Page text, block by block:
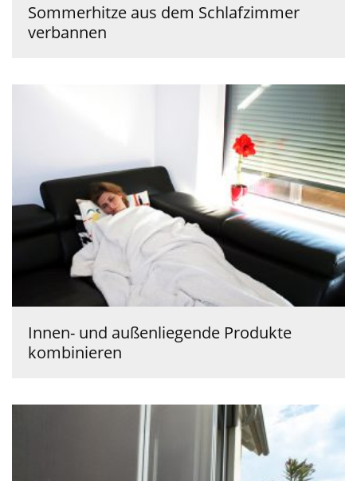
Sommerhitze aus dem Schlafzimmer
verbannen
Innen- und außenliegende Produkte
kombinieren